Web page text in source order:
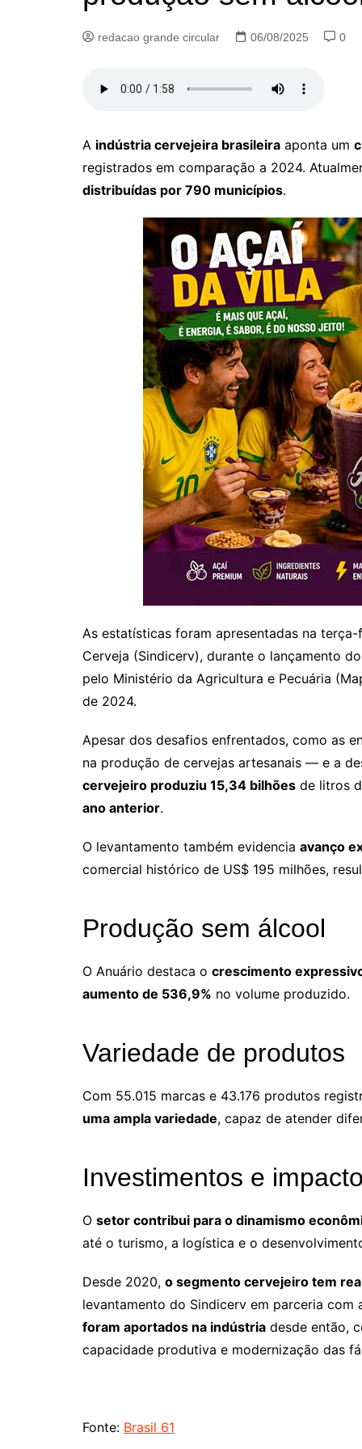
redacao grande circular 06/08/2025 0
A indústria cervejeira brasileira aponta um
registrados em comparação a 2024.
distribuídas por 790 municípios.
As estatísticas foram apresentadas na
Cerveja (Sindicerv), durante o lançamento do
pelo Ministério da Agricultura e Pecuária
de 2024.
Apesar dos desafios enfrentados, como as
na produção de cervejas artesanais — e a
cervejeiro produziu 15,34 bilhões de litros
ano anterior.
O levantamento também evidencia avanço
comercial histórico de US$ 195 milhões,
Produção sem álcool
O Anuário destaca o crescimento
aumento de 536,9% no volume produzido.
Variedade de produtos
Com 55.015 marcas e 43.176 produtos
uma ampla variedade, capaz de atender
Investimentos e
O setor contribui para o dinamismo
até o turismo, a logística e o
Desde 2020, o segmento cervejeiro tem
levantamento do Sindicerv em parceria com
foram aportados na indústria desde então,
capacidade produtiva e modernização das
Fonte: Brasil 61